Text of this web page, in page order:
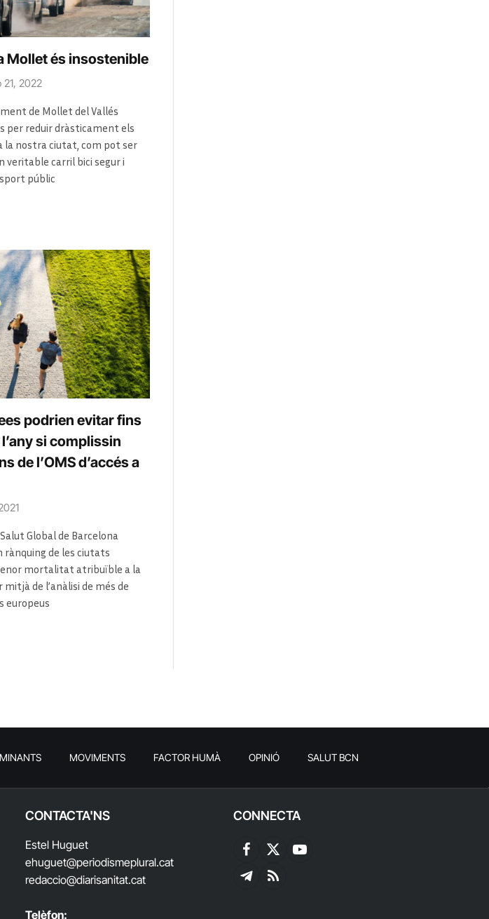
Mollet és insostenible
21, 2022
de Mollet del Vallés
per reduir dràsticament els
la nostra ciutat, com pot ser
veritable carril bici segur i
públic
podrien evitar fins
si complissin
de l’OMS d’accés a
Global de Barcelona
rànquing de les ciutats
mortalitat atribuïble a la
mitjà de l’anàlisi de més de
europeus
MOVIMENTS FACTOR HUMÀ OPINIÓ SALUT BCN
CONTACTA'NS
Estel Huguet
ehuguet@periodismeplural.cat
redaccio@diarisanitat.cat
Telèfon:
CONNECTA
Facebook
X
(Twitter)
YouTube
TelegramRSS